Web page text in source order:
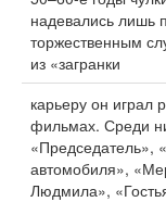
надевались лишь
торжественным
из «загранки
карьеру он играл
фильмах. Среди
«Председатель»,
автомобиля»,
Людмила»,